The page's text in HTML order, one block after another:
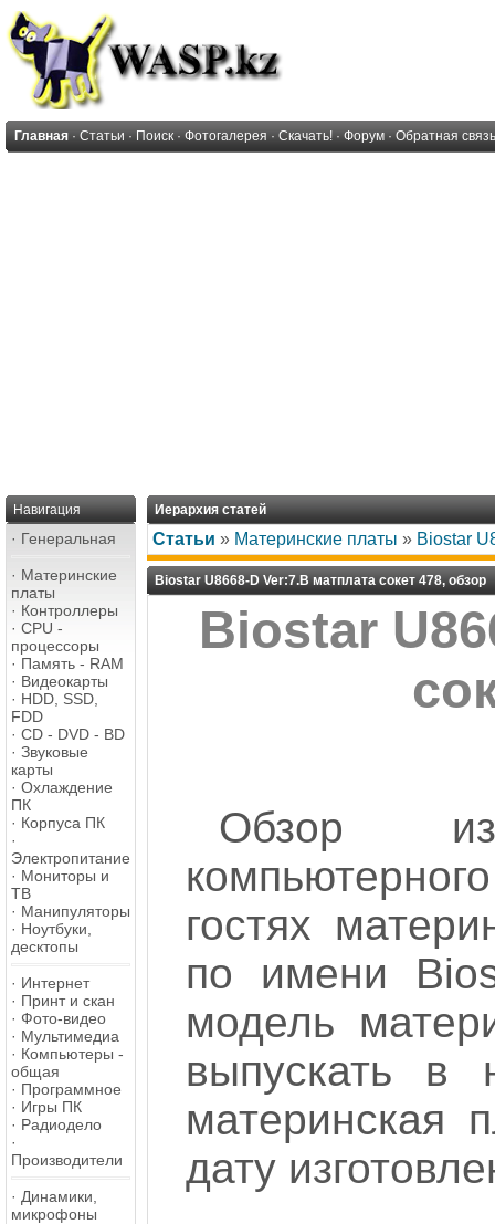
Главная · Статьи · Поиск · Фотогалерея · Скачать! · Форум · Обратная связь
Навигация
· Генеральная
· Материнские
платы
· Контроллеры
· CPU -
процессоры
· Память - RAM
· Видеокарты
· HDD, SSD,
FDD
· CD - DVD - BD
· Звуковые
карты
· Охлаждение
ПК
· Корпуса ПК
·
Электропитание
· Мониторы и
ТВ
· Манипуляторы
· Ноутбуки,
десктопы
· Интернет
· Принт и скан
· Фото-видео
· Мультимедиа
· Компьютеры -
общая
· Программное
· Игры ПК
· Радиодело
·
Производители
· Динамики,
микрофоны
Иерархия статей
Статьи » Материнские платы » Biostar
Biostar U8668-D Ver:7.B матплата сокет 478, обзор
Biostar
Обзор
гостях
по имени
модель
выпускать в
материнская
дату